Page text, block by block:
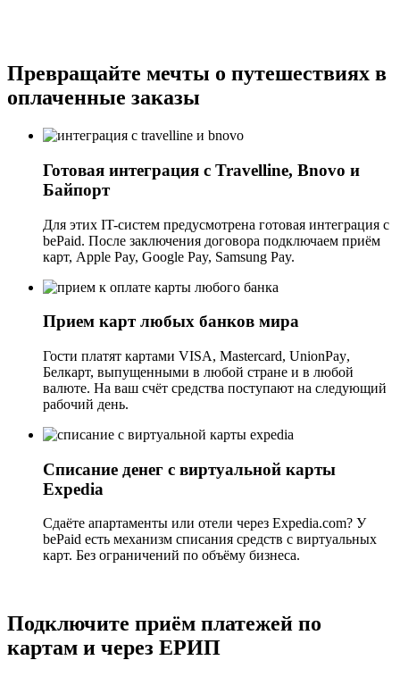
Превращайте мечты о путешествиях в
оплаченные заказы
Готовая интеграция с Travelline, Bnovo и
Байпорт
Для этих IT-систем предусмотрена готовая интеграция с
bePaid. После заключения договора подключаем приём
карт, Apple Pay, Google Pay, Samsung Pay.
Прием карт любых банков мира
Гости платят картами VISA, Mastercard, UnionPay,
Белкарт, выпущенными в любой стране и в любой
валюте. На ваш счёт средства поступают на следующий
рабочий день.
Списание денег с виртуальной карты
Expedia
Сдаёте апартаменты или отели через Expedia.com? У
bePaid есть механизм списания средств с виртуальных
карт. Без ограничений по объёму бизнеса.
Подключите приём платежей по
картам и через ЕРИП